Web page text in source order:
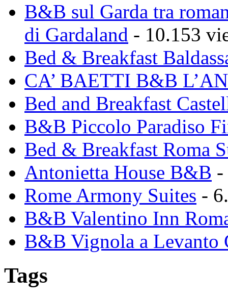
B&B sul Garda tra
di Gardaland - 10.153
Bed & Breakfast
CA’ BAETTI B&B
Bed and Breakfast
B&B Piccolo Paradiso
Bed & Breakfast Roma
Antonietta House B&B -
Rome Armony Suites -
B&B Valentino Inn
B&B Vignola a Levanto
Tags